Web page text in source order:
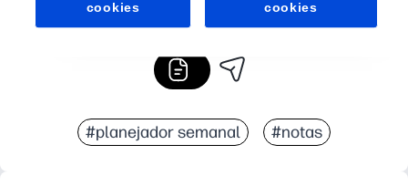
#planejador semanal #notas
cookies
cookies